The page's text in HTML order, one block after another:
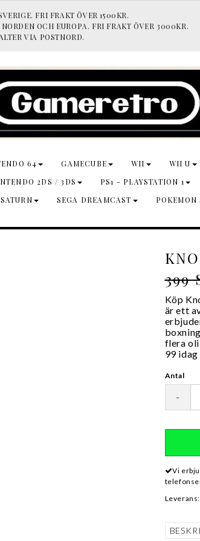
FRI FRAKT ÖVER 1500KR.
OCH EUROPA. FRI FRAKT ÖVER 3000KR.
VIA POSTNORD.
64 GAMECUBE WII WII U
2DS / 3DS PS1 - PLAYSTATION 1
SEGA DREAMCAST POKEMON
399
Köp
är ett
flera
99
Antal
-
Vi
Leverans: